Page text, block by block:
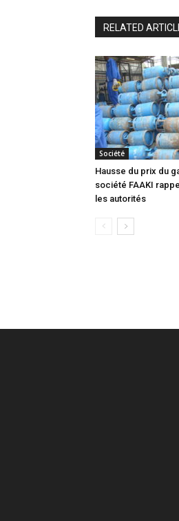
RELATED
Société
Hausse du prix du
société FAAKI
les autorités